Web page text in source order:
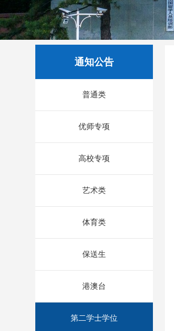
通知公告
普通类
优师专项
高校专项
艺术类
体育类
保送生
港澳台
第二学士学位